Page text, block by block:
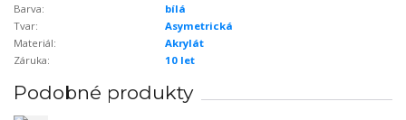
Barva:
bílá
Tvar:
Asymetrická
Materiál:
Akrylát
Záruka:
10 let
Podobné produkty